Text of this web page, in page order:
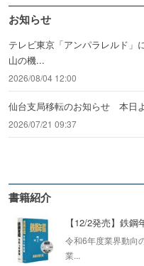
お知らせ
テレビ東京「アンパラレルド
山の機...
2026/08/04 12:00
仙台支局移転のお知らせ 本日
2026/07/21 09:37
書籍紹介
【12/2発売】鉄
令和6年度業界動向
業...